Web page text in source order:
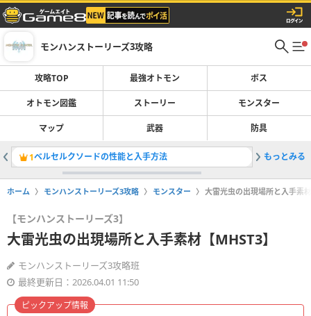
モンハンストーリーズ3攻略
攻略TOP 最強オトモン ボス
オトモン図鑑 ストーリー モンスター
マップ 武器 防具
1ベルセルクソードの性能と入手方法 2侵獣の
もっとみる
ホーム モンハンストーリーズ3攻略 モンスター 大雷光虫の出現場所と入手素
【モンハンストーリーズ3】
大雷光虫の出現場所と入手素材【MHST3】
モンハンストーリーズ3攻略班
最終更新日：2026.04.01 11:50
ピックアップ情報